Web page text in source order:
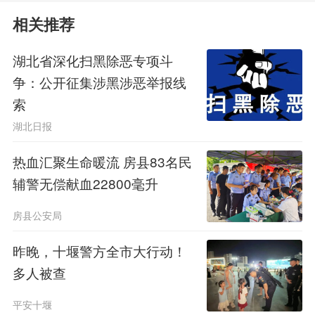
“巡堤有‘千里眼’，护江成了共同的
事”
长江大保护实施以来，公安江堤水
清岸绿。(荆州市长江河道管理局公安
相关推荐
湖北省深化扫黑除恶专项斗
争：公开征集涉黑涉恶举报线
索
湖北日报
热血汇聚生命暖流 房县83名民
辅警无偿献血22800毫升
房县公安局
昨晚，十堰警方全市大行动！
多人被查
平安十堰